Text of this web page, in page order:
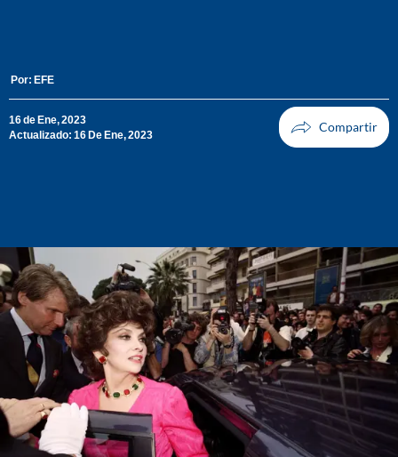
Por: EFE
16 de Ene, 2023
Actualizado: 16 De Ene, 2023